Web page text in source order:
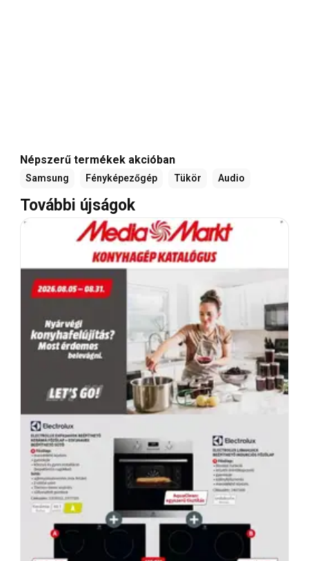
Népszerű termékek akcióban
Samsung Fényképezőgép Tükör Audio
További újságok